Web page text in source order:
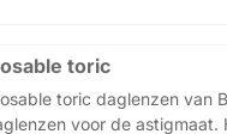
Dankzij het hoge
gedurende de dag. Het
toric
voor de astigmaat.